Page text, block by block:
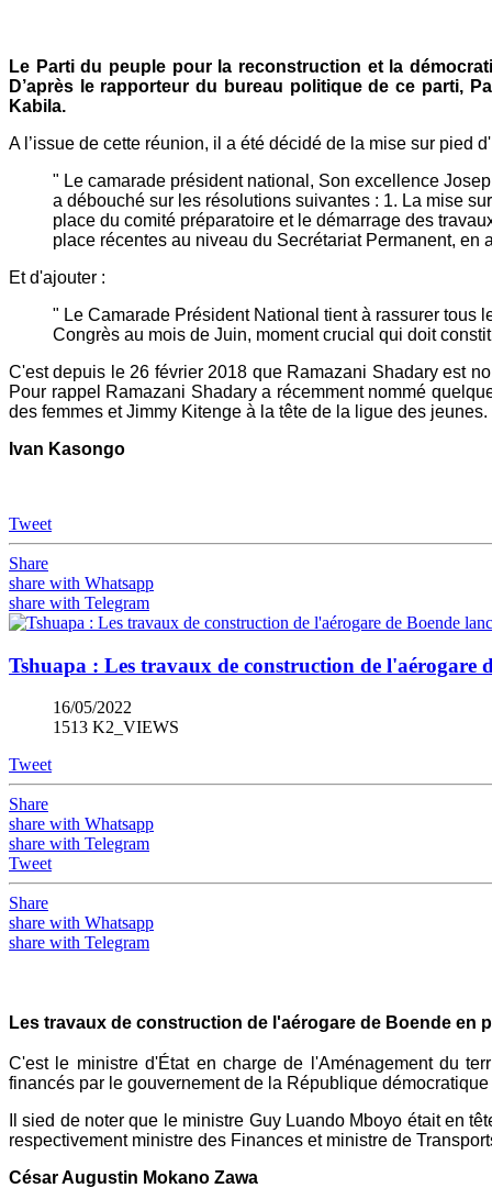
Le Parti du peuple pour la reconstruction et la
D’après le rapporteur du bureau politique de ce parti,
Kabila.
A l’issue de cette réunion, il a été décidé de la mise sur
" Le camarade président national, Son excellence
a débouché sur les résolutions suivantes : 1. La mise
place du comité préparatoire et le démarrage des
place récentes au niveau du Secrétariat Permanent,
Et d'ajouter :
" Le Camarade Président National tient à rassurer tous
Congrès au mois de Juin, moment crucial qui doit
C'est depuis le 26 février 2018 que Ramazani Shadary est
Pour rappel Ramazani Shadary a récemment nommé
des femmes et Jimmy Kitenge à la tête de la ligue des jeunes.
Ivan Kasongo
Tweet
Share
share with Whatsapp
share with Telegram
Tshuapa : Les travaux de construction de l'aérogare
16/05/2022
1513 K2_VIEWS
Tweet
Share
share with Whatsapp
share with Telegram
Tweet
Share
share with Whatsapp
share with Telegram
Les travaux de construction de l'aérogare de Boende en
C'est le ministre d'État en charge de l'Aménagement du
financés par le gouvernement de la République
Il sied de noter que le ministre Guy Luando Mboyo était en
respectivement ministre des Finances et ministre de
César Augustin Mokano Zawa